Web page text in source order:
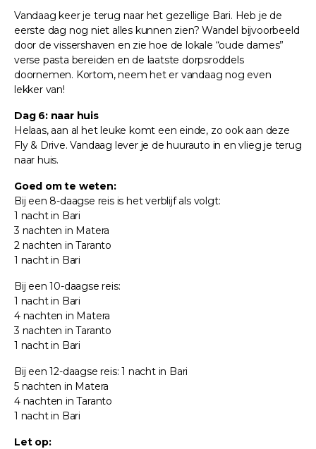
Vandaag keer je terug naar het gezellige Bari. Heb je de
eerste dag nog niet alles kunnen zien? Wandel bijvoorbeeld
door de vissershaven en zie hoe de lokale “oude dames”
verse pasta bereiden en de laatste dorpsroddels
doornemen. Kortom, neem het er vandaag nog even
lekker van!
Dag 6: naar huis
Helaas, aan al het leuke komt een einde, zo ook aan deze
Fly & Drive. Vandaag lever je de huurauto in en vlieg je terug
naar huis.
Goed om te weten:
Bij een 8-daagse reis is het verblijf als volgt:
1 nacht in Bari
3 nachten in Matera
2 nachten in Taranto
1 nacht in Bari
Bij een 10-daagse reis:
1 nacht in Bari
4 nachten in Matera
3 nachten in Taranto
1 nacht in Bari
Bij een 12-daagse reis: 1 nacht in Bari
5 nachten in Matera
4 nachten in Taranto
1 nacht in Bari
Let op: